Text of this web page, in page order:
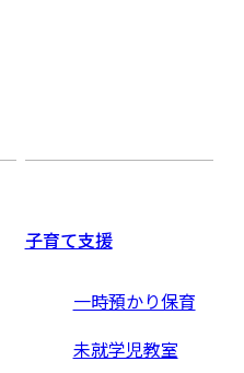
子育て支援
一時預かり保育
未就学児教室